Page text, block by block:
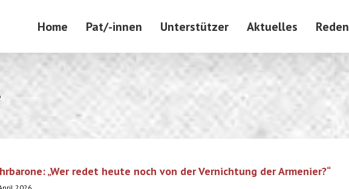
Home Pat/-innen Unterstützer Aktuelles Reden
„Wer redet heute noch von der Vernichtung der Armenier?“